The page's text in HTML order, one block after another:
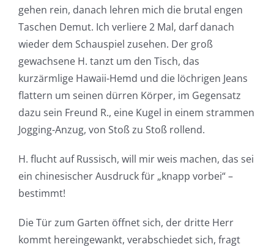
gehen rein, danach lehren mich die brutal engen
Taschen Demut. Ich verliere 2 Mal, darf danach
wieder dem Schauspiel zusehen. Der groß
gewachsene H. tanzt um den Tisch, das
kurzärmlige Hawaii-Hemd und die löchrigen Jeans
flattern um seinen dürren Körper, im Gegensatz
dazu sein Freund R., eine Kugel in einem strammen
Jogging-Anzug, von Stoß zu Stoß rollend.
H. flucht auf Russisch, will mir weis machen, das sei
ein chinesischer Ausdruck für „knapp vorbei“ –
bestimmt!
Die Tür zum Garten öffnet sich, der dritte Herr
kommt hereingewankt, verabschiedet sich, fragt